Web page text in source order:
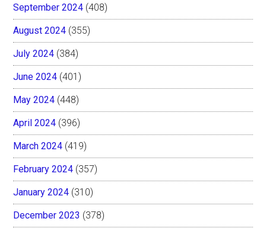
September 2024 (408)
August 2024 (355)
July 2024 (384)
June 2024 (401)
May 2024 (448)
April 2024 (396)
March 2024 (419)
February 2024 (357)
January 2024 (310)
December 2023 (378)